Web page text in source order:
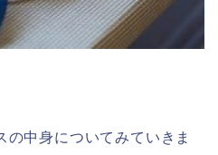
の中身についてみていきま